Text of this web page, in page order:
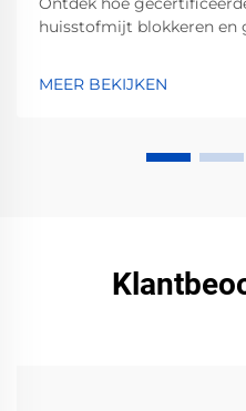
huisstofmijt blokkeren en
MEER BEKIJKEN